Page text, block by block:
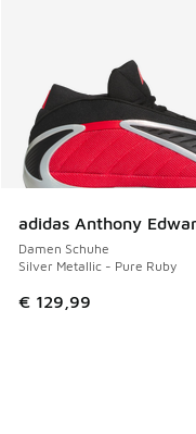
adidas Anthony
Damen Schuhe
Silver Metallic - Pure Ruby
€ 129,99